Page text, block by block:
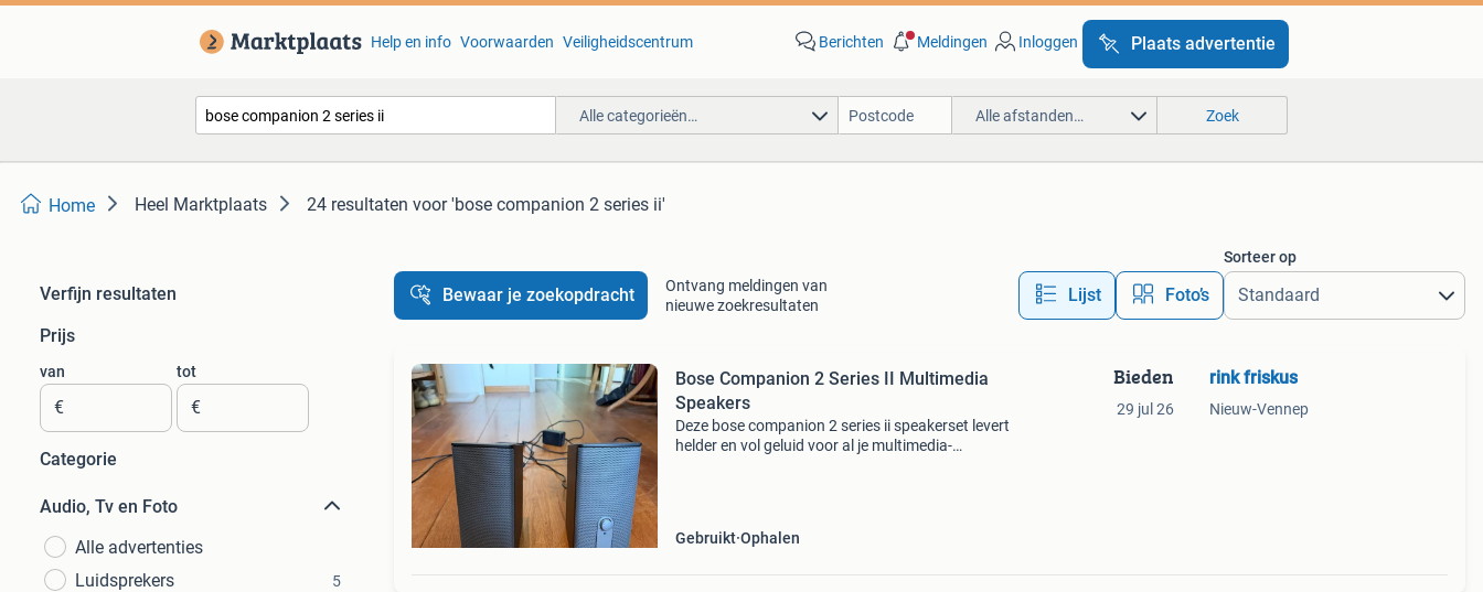
Help en info Voorwaarden Veiligheidscentrum Berichten Meldingen Inloggen Plaats advertentie
Alle categorieën… Alle afstanden… Zoek
Home Heel Marktplaats 24 resultaten voor 'bose companion 2 series ii'
Verfijn resultaten
Prijs
van
€
tot
€
Categorie
Audio, Tv en Foto
Alle advertenties
Luidsprekers
5
Bewaar je zoekopdracht
Ontvang meldingen van
nieuwe zoekresultaten
Lijst Foto’s
Sorteer op
Bose Companion 2 Series II Multimedia
Speakers
Deze bose companion 2 series ii speakerset levert
helder en vol geluid voor al je multimedia-
Gebruikt Ophalen
Bieden
29 jul 26
rink friskus
Nieuw-Vennep